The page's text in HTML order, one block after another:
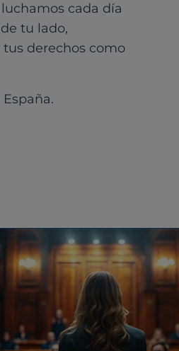
cada día
tu lado,
derechos como